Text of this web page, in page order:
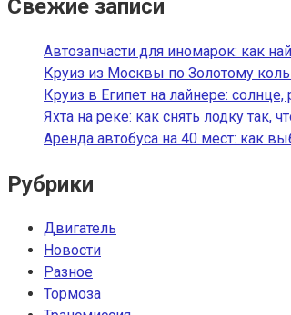
Свежие записи
Автозапчасти для иномарок: как
Круиз из Москвы по Золотому
Круиз в Египет на лайнере:
Яхта на реке: как снять лодку так,
Аренда автобуса на 40 мест: как
Рубрики
Двигатель
Новости
Разное
Тормоза